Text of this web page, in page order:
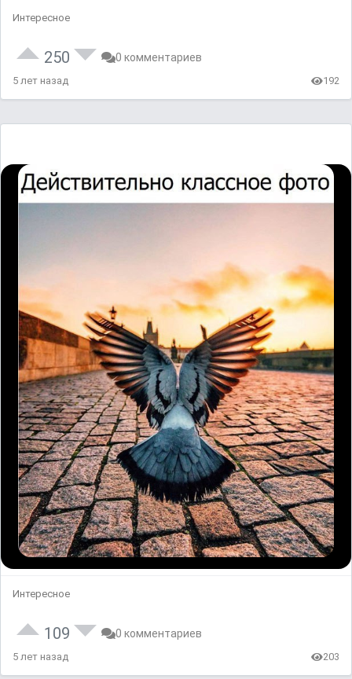
Интересное
250 0 комментариев
5 лет назад 192
Интересное
109 0 комментариев
5 лет назад 203